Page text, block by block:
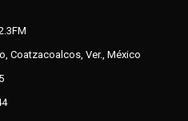
Coatzacoalcos, Ver., México